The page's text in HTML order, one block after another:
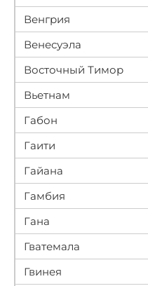
Венгрия
Венесуэла
Восточный Тимор
Вьетнам
Габон
Гаити
Гайана
Гамбия
Гана
Гватемала
Гвинея